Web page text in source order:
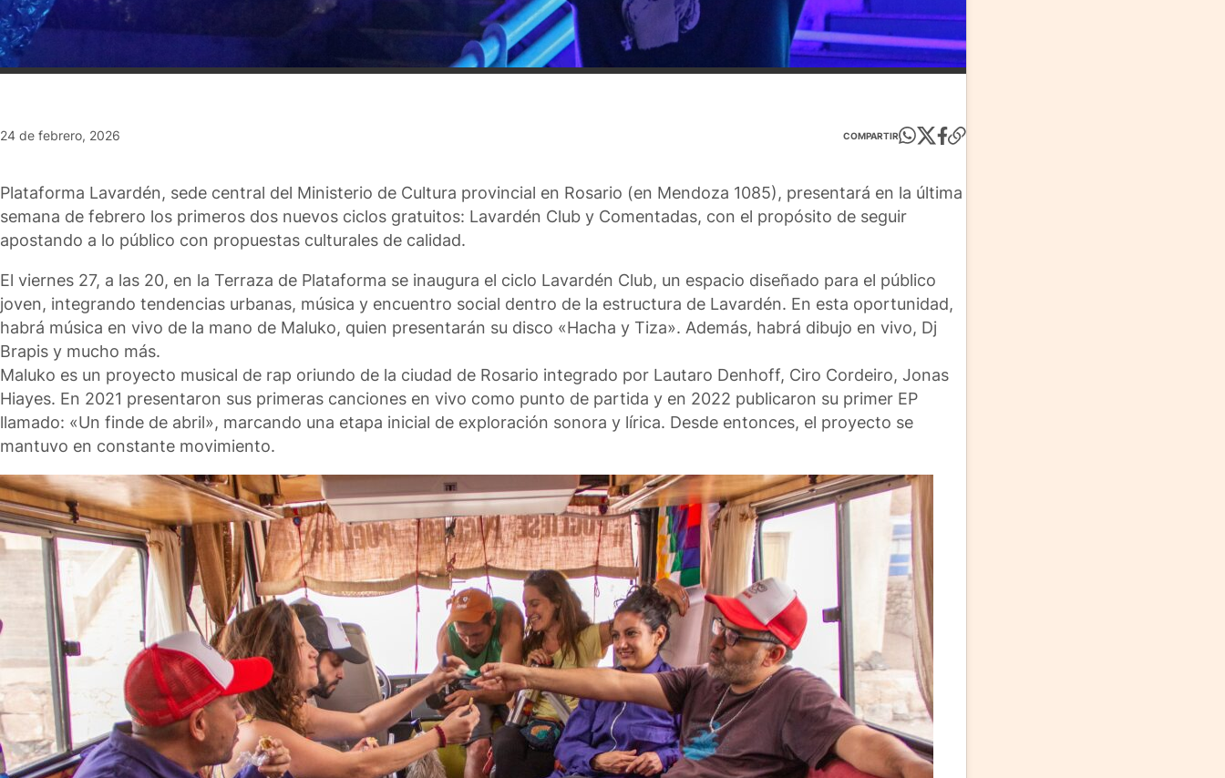
24 de febrero, 2026 COMPARTIR
Plataforma Lavardén, sede central del Ministerio de Cultura provincial en Rosario (en Mendoza 1085), presentará en la última
semana de febrero los primeros dos nuevos ciclos gratuitos: Lavardén Club y Comentadas, con el propósito de seguir
apostando a lo público con propuestas culturales de calidad.
El viernes 27, a las 20, en la Terraza de Plataforma se inaugura el ciclo Lavardén Club, un espacio diseñado para el público
joven, integrando tendencias urbanas, música y encuentro social dentro de la estructura de Lavardén. En esta oportunidad,
habrá música en vivo de la mano de Maluko, quien presentarán su disco «Hacha y Tiza». Además, habrá dibujo en vivo, Dj
Brapis y mucho más.
Maluko es un proyecto musical de rap oriundo de la ciudad de Rosario integrado por Lautaro Denhoff, Ciro Cordeiro, Jonas
Hiayes. En 2021 presentaron sus primeras canciones en vivo como punto de partida y en 2022 publicaron su primer EP
llamado: «Un finde de abril», marcando una etapa inicial de exploración sonora y lírica. Desde entonces, el proyecto se
mantuvo en constante movimiento.